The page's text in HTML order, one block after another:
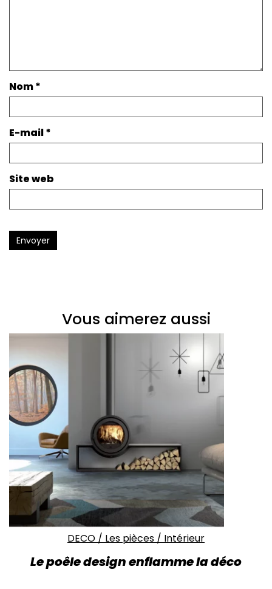
Nom*
E-mail*
Site web
Envoyer
Vous aimerez aussi
DECO / Les pièces / Intérieur
Le poêle design enflamme la déco